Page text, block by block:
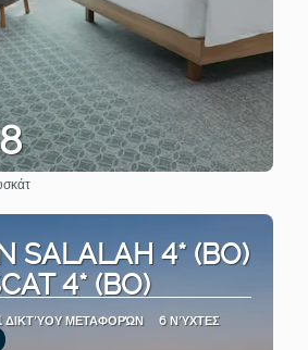
SALALAH 4* (BO)
4* (BO)
ΔΙΚΤΎΟΥ ΜΕΤΑΦΟΡΏΝ 6 ΝΎΧΤΕΣ